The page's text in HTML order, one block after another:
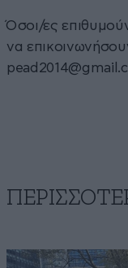
Όσοι/ες
να